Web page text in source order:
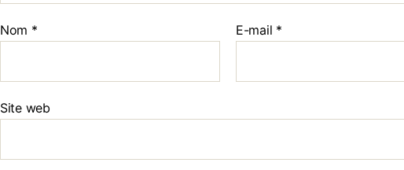
Nom * E-mail *
Site web